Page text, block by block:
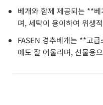
베개와 함께 제공되는 **
며, 세탁이 용이하여 위생
FASEN 경추베개는 **고
에도 잘 어울리며, 선물용